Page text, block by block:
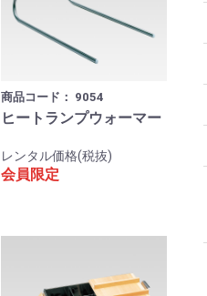
商品コード： 9054
ヒートランプウォーマー
レンタル価格(税抜)
会員限定